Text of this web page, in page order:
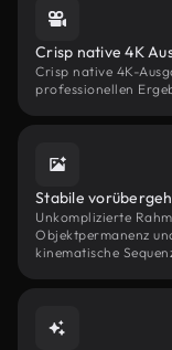
Crisp native 4K
Crisp native 4K-
professionellen
Stabile
Unkomplizierte
Objektpermanenz
kinematische